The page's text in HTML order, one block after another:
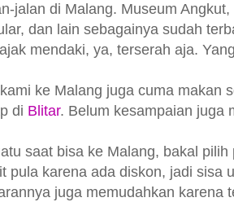
jalan di Malang. Museum
dan lain sebagainya sudah
mendaki, ya, terserah aja.
ke Malang juga cuma makan
di Blitar. Belum kesampaian juga
saat bisa ke Malang, bakal
pula karena ada diskon, jadi sisa
juga memudahkan karena